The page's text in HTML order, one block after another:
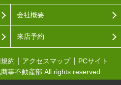
会社概要
来店予約
約 アクセスマップ
PCサイト
事不動産部 All rights reserved.